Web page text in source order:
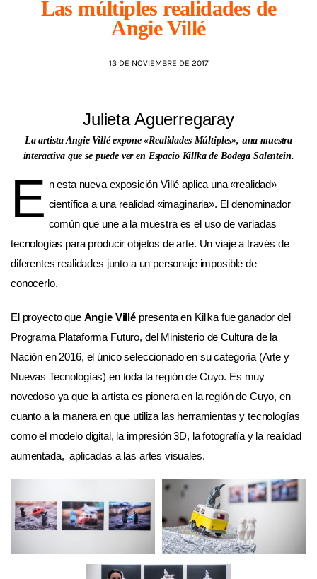
Las múltiples realidades de
Angie Villé
13 DE NOVIEMBRE DE 2017
Julieta Aguerregaray
La artista Angie Villé expone «Realidades Múltiples», una muestra
interactiva que se puede ver en Espacio Killka de Bodega Salentein.
E n esta nueva exposición Villé aplica una «realidad»
científica a una realidad «imaginaria». El denominador
común que une a la muestra es el uso de variadas
tecnologías para producir objetos de arte. Un viaje a través de
diferentes realidades junto a un personaje imposible de
conocerlo.
El proyecto que Angie Villépresenta en Killka fue ganador del
Programa Plataforma Futuro, del Ministerio de Cultura de la
Nación en 2016, el único seleccionado en su categoría (Arte y
Nuevas Tecnologías) en toda la región de Cuyo. Es muy
novedoso ya que la artista es pionera en la región de Cuyo, en
cuanto a la manera en que utiliza las herramientas y tecnologías
como el modelo digital, la impresión 3D, la fotografía y la realidad
aumentada, aplicadas a las artes visuales.